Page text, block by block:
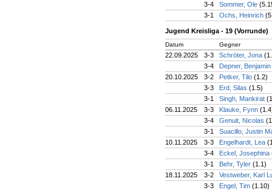
3-4
Sommer, Ole
3-1
Ochs, Heinrich
Jugend Kreisliga - 19 (Vorrunde)
Datum Gegner
22.09.2025 3-3 Schröter, Jona
3-4
Depner, Benjamin
20.10.2025
3-2 Petker, Tilo (1.2)
3-3
Erd, Silas (1.5)
3-1
Singh, Mankirat
06.11.2025
3-3 Klauke, Fynn
3-4
Genuit, Nicolas
3-1
Suacillo, Justin
10.11.2025
3-3 Engelhardt, Lea
3-4
Eckel, Josephina
3-1
Behr, Tyler (1.1)
18.11.2025
3-2
Vestweber, Karl
3-3
Engel, Tim (1.10)